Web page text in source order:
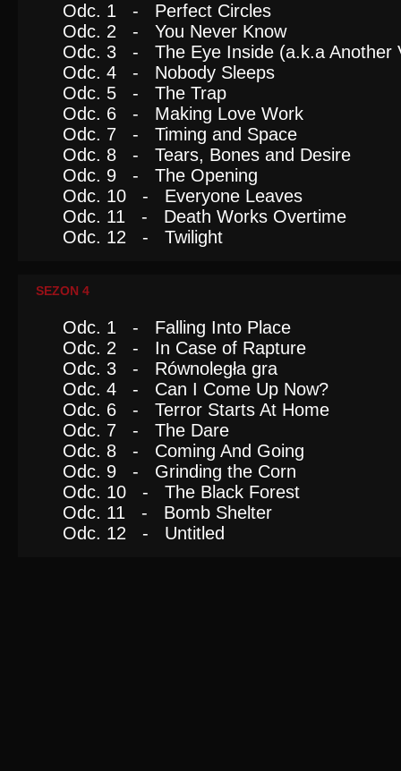
Odc. 1 - Perfect Circles
Odc. 2 - You Never Know
Odc. 3 - The Eye Inside (a.k.a Another
Odc. 4 - Nobody Sleeps
Odc. 5 - The Trap
Odc. 6 - Making Love Work
Odc. 7 - Timing and Space
Odc. 8 - Tears, Bones and Desire
Odc. 9 - The Opening
Odc. 10 - Everyone Leaves
Odc. 11 - Death Works Overtime
Odc. 12 - Twilight
SEZON 4
Odc. 1 - Falling Into Place
Odc. 2 - In Case of Rapture
Odc. 3 - Równoległa gra
Odc. 4 - Can I Come Up Now?
Odc. 6 - Terror Starts At Home
Odc. 7 - The Dare
Odc. 8 - Coming And Going
Odc. 9 - Grinding the Corn
Odc. 10 - The Black Forest
Odc. 11 - Bomb Shelter
Odc. 12 - Untitled